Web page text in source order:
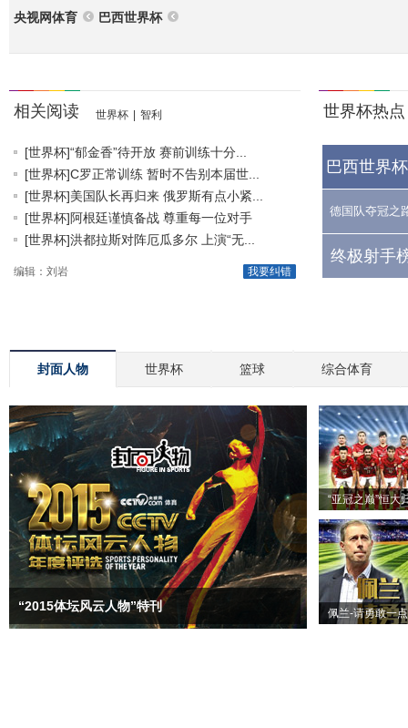
央视网体育 巴西世界杯
相关阅读 世界杯 智利
[世界杯]“郁金香”待开放 赛前训练十分...
[世界杯]C罗正常训练 暂时不告别本届世...
[世界杯]美国队长再归来 俄罗斯有点小紧...
[世界杯]阿根廷谨慎备战 尊重每一位对手
[世界杯]洪都拉斯对阵厄瓜多尔 上演“无...
我要纠错
编辑：刘岩
世界杯热点
巴西世界
德国队夺冠之
终极射手
封面人物 世界杯 篮球 综合体育
“2015体坛风云人物”特刊
“亚冠之巅”恒大
佩兰-请勇敢一点